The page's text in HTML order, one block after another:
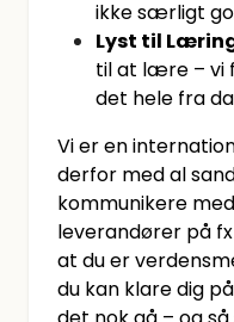
ikke særligt
Lyst til
til at lære – vi
det hele fra
Vi er en
derfor med al
kommunikere
leverandører på
at du er
du kan klare dig